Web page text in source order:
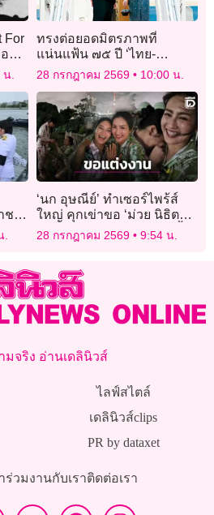
For
ด
น.
ทรงต่อยอดมิตรภาพที่
แน่นแฟ้น ๗๕ ปี ‘ไทย-
สปป.ลาว’
28 กรกฎาคม 2569 10:00 น.
ช
.
‘นก อุษณีย์’ ทำเซอร์ไพร้ส์
ใหญ่ คุกเข่าขอ ‘ม่วย นิธิตรา’
ด้านแฟนสาวตอบเซย์เยสทั้ง
28 กรกฎาคม 2569 9:54 น.
มจริง อ่านเดลินิวส์
ไลฟ์สไตล์
เดลินิวส์clips
PR by dataxet
ร่วมงานกับเราติดต่อเรา